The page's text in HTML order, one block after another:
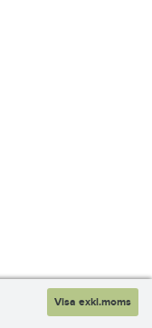
Visa exkl.moms